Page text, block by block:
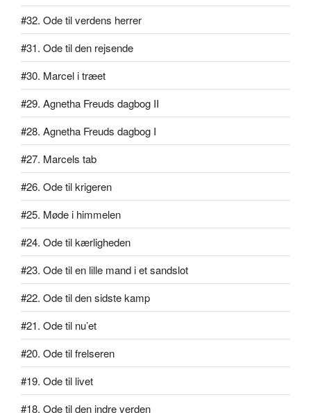
#32. Ode til verdens herrer
#31. Ode til den rejsende
#30. Marcel i træet
#29. Agnetha Freuds dagbog II
#28. Agnetha Freuds dagbog I
#27. Marcels tab
#26. Ode til krigeren
#25. Møde i himmelen
#24. Ode til kærligheden
#23. Ode til en lille mand i et sandslot
#22. Ode til den sidste kamp
#21. Ode til nu’et
#20. Ode til frelseren
#19. Ode til livet
#18. Ode til den indre verden